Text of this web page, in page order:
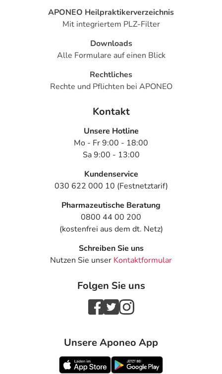
APONEO Heilpraktikerverzeichnis
Mit integriertem PLZ-Filter
Downloads
Alle Formulare auf einen Blick
Rechtliches
Rechte und Pflichten bei APONEO
Kontakt
Unsere Hotline
Mo - Fr 9:00 - 18:00
Sa 9:00 - 13:00
Kundenservice
030 622 000 10 (Festnetztarif)
Pharmazeutische Beratung
0800 44 00 200
(kostenfrei aus dem dt. Netz)
Schreiben Sie uns
Nutzen Sie unser Kontaktformular
Folgen Sie uns
Unsere Aponeo App